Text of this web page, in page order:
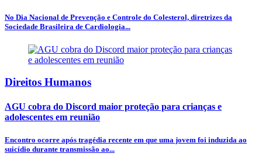
No Dia Nacional de Prevenção e Controle do Colesterol, diretrizes da
Sociedade Brasileira de Cardiologia...
Direitos Humanos
AGU cobra do Discord maior proteção para crianças e
adolescentes em reunião
Encontro ocorre após tragédia recente em que uma jovem foi induzida ao
suicídio durante transmissão ao...